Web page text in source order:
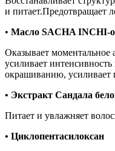
и питает.Предотвращает
• Масло SACHA INCHI-
Оказывает моментальное
усиливает
окрашиванию, усиливает
• Экстракт Сандала
Питает и увлажняет
• Циклопентасилоксан